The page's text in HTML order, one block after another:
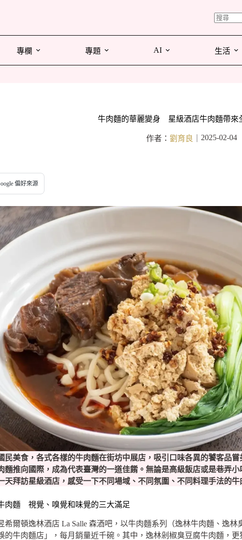
專欄 專題 AI 生活
牛肉麵的華麗變身 星級酒店牛肉麵帶來
作者： 劉育良 2025-02-04
偏好來源
民美食，各式各樣的牛肉麵在街坊中展店，吸引口味各異的饕客品
麵推向國際，成為代表臺灣的一道佳餚。無論是高級飯店或是巷弄
天拜訪星級酒店，感受一下不同場域、不同氛圍、不同料理手法的牛
肉麵 視覺、嗅覺和味覺的三大滿足
希爾頓逸林酒店 La Salle 森酒吧，以牛肉麵系列（逸林牛肉麵、逸
的牛肉麵店」，每月銷量近千碗。其中，逸林剁椒臭豆腐牛肉麵，